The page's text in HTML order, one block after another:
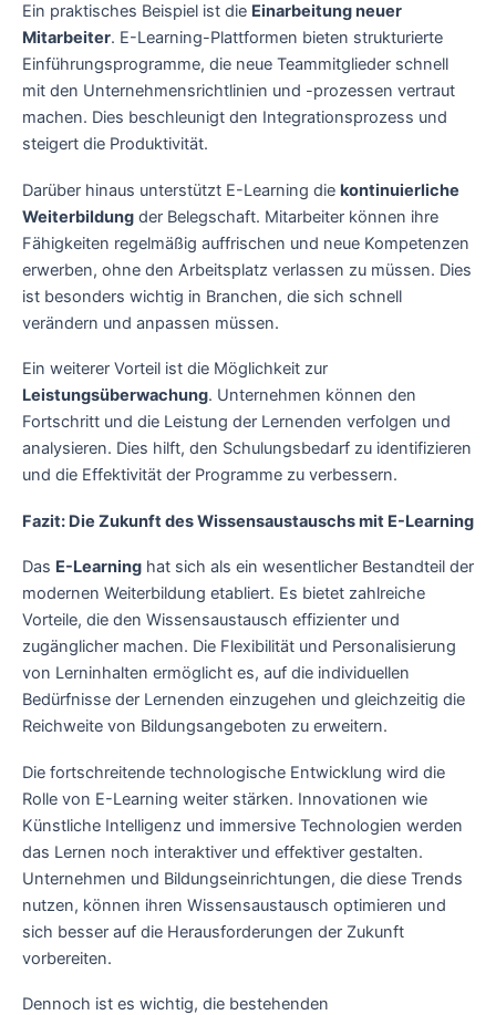
Ein praktisches Beispiel ist die Einarbeitung neuer
Mitarbeiter. E-Learning-Plattformen bieten strukturierte
Einführungsprogramme, die neue Teammitglieder schnell
mit den Unternehmensrichtlinien und -prozessen vertraut
machen. Dies beschleunigt den Integrationsprozess und
steigert die Produktivität.
Darüber hinaus unterstützt E-Learning die kontinuierliche
Weiterbildung der Belegschaft. Mitarbeiter können ihre
Fähigkeiten regelmäßig auffrischen und neue Kompetenzen
erwerben, ohne den Arbeitsplatz verlassen zu müssen. Dies
ist besonders wichtig in Branchen, die sich schnell
verändern und anpassen müssen.
Ein weiterer Vorteil ist die Möglichkeit zur
Leistungsüberwachung. Unternehmen können den
Fortschritt und die Leistung der Lernenden verfolgen und
analysieren. Dies hilft, den Schulungsbedarf zu identifizieren
und die Effektivität der Programme zu verbessern.
Fazit: Die Zukunft des Wissensaustauschs mit E-Learning
Das E-Learning hat sich als ein wesentlicher Bestandteil der
modernen Weiterbildung etabliert. Es bietet zahlreiche
Vorteile, die den Wissensaustausch effizienter und
zugänglicher machen. Die Flexibilität und Personalisierung
von Lerninhalten ermöglicht es, auf die individuellen
Bedürfnisse der Lernenden einzugehen und gleichzeitig die
Reichweite von Bildungsangeboten zu erweitern.
Die fortschreitende technologische Entwicklung wird die
Rolle von E-Learning weiter stärken. Innovationen wie
Künstliche Intelligenz und immersive Technologien werden
das Lernen noch interaktiver und effektiver gestalten.
Unternehmen und Bildungseinrichtungen, die diese Trends
nutzen, können ihren Wissensaustausch optimieren und
sich besser auf die Herausforderungen der Zukunft
vorbereiten.
Dennoch ist es wichtig, die bestehenden